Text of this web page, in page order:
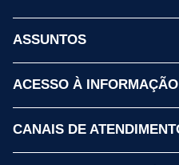
ASSUNTOS
ACESSO À INFORMAÇÃO
CANAIS DE